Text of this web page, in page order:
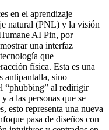
en el aprendizaje
natural (PNL) y la visión
AI Pin, por
una interfaz
que
física. Esta es una
antipantalla, sino
“phubbing” al redirigir
a las personas que se
esto representa una nueva
pasa de diseños con